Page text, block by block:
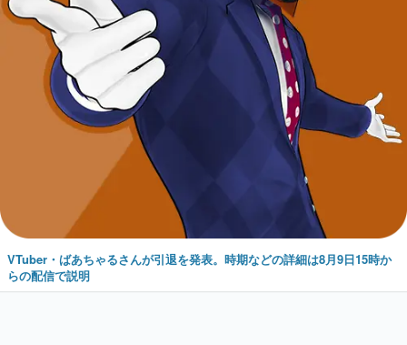
VTuber・ばあちゃるさんが引退を発表。時期などの詳細は8月9日15時か
らの配信で説明